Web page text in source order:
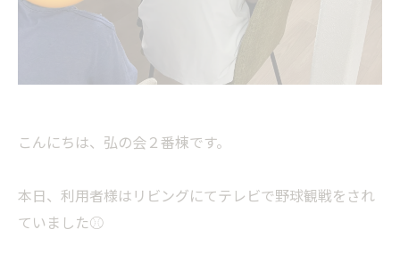
こんにちは、弘の会２番棟です。
本日、利用者様はリビングにてテレビで野球観戦をされ
ていました⚾️